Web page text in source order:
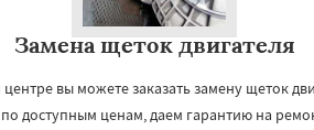
Замена щеток двигателя
вы можете заказать замену щеток
доступным ценам, даем гарантию на